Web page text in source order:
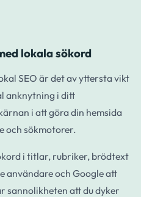
lokala sökord
SEO är det av yttersta vikt
anknytning i ditt
i att göra din hemsida
och sökmotorer.
i titlar, rubriker, brödtext
användare och Google att
sannolikheten att du dyker